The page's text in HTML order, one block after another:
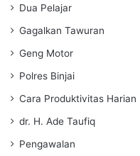
Dua Pelajar
Gagalkan Tawuran
Geng Motor
Polres Binjai
Cara Produktivitas Harian
dr. H. Ade Taufiq
Pengawalan